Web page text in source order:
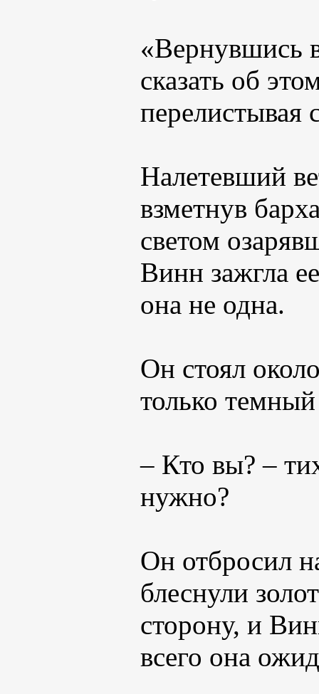
«Вернувшись
сказать об
перелистывая
Налетевший
взметнув
светом
Винн зажгла
она не одна.
Он стоял
только
– Кто вы? –
нужно?
Он отбросил
блеснули
сторону, и
всего она